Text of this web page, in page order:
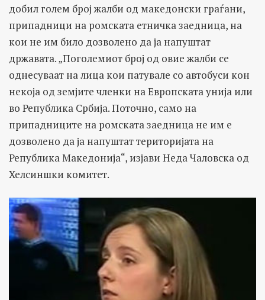
добил голем број жалби од македонски граѓани,
припадници на ромската етничка заедница, на
кои не им било дозволено да ја напуштат
државата. „Поголемиот број од овие жалби се
однесуваат на лица кои патувале со автобуси кон
некоја од земјите членки на Европската унија или
во Република Србија. Поточно, само на
припадниците на ромската заедница не им е
дозволено да ја напуштат територијата на
Република Македонија“, изјави Неда Чаловска од
Хелсиншки комитет.